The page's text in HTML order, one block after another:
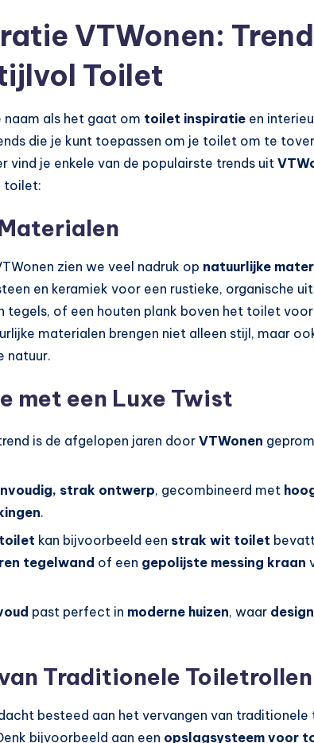
VTWonen:
Toilet
naam als het gaat om toilet inspiratie en
die je kunt toepassen om je toilet om te
vind je enkele van de populairste trends uit
toilet:
zien we veel nadruk op natuurlijke
en keramiek voor een rustieke, organische
tegels, of een houten plank boven het toilet
materialen brengen niet alleen stijl, maar
natuur.
met een Luxe Twist
is de afgelopen jaren door VTWonen
strak ontwerp, gecombineerd met
.
kan bijvoorbeeld een strak wit toilet
tegelwand of een gepolijste messing kraan
past perfect in moderne huizen, waar
Traditionele Toiletrollen
besteed aan het vervangen van
bijvoorbeeld aan een opslagsysteem voor